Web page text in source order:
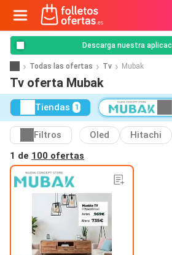
Descarga nuestra
Todas las ofertas Tv Mubak
Tv oferta Mubak
Tiendas 1
Filtros Oled Hitachi
1 de 100 ofertas